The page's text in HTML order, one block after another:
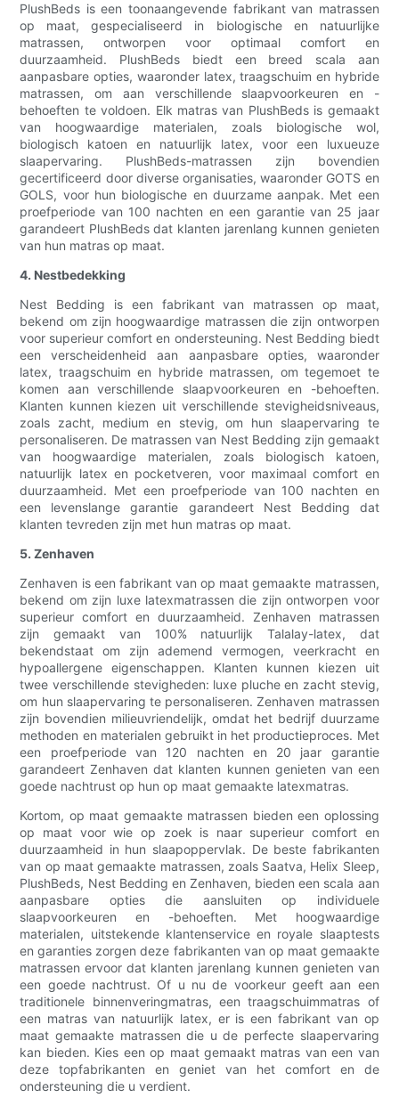
PlushBeds is een toonaangevende fabrikant van matrassen
op maat, gespecialiseerd in biologische en natuurlijke
matrassen, ontworpen voor optimaal comfort en
duurzaamheid. PlushBeds biedt een breed scala aan
aanpasbare opties, waaronder latex, traagschuim en hybride
matrassen, om aan verschillende slaapvoorkeuren en -
behoeften te voldoen. Elk matras van PlushBeds is gemaakt
van hoogwaardige materialen, zoals biologische wol,
biologisch katoen en natuurlijk latex, voor een luxueuze
slaapervaring. PlushBeds-matrassen zijn bovendien
gecertificeerd door diverse organisaties, waaronder GOTS en
GOLS, voor hun biologische en duurzame aanpak. Met een
proefperiode van 100 nachten en een garantie van 25 jaar
garandeert PlushBeds dat klanten jarenlang kunnen genieten
van hun matras op maat.
4. Nestbedekking
Nest Bedding is een fabrikant van matrassen op maat,
bekend om zijn hoogwaardige matrassen die zijn ontworpen
voor superieur comfort en ondersteuning. Nest Bedding biedt
een verscheidenheid aan aanpasbare opties, waaronder
latex, traagschuim en hybride matrassen, om tegemoet te
komen aan verschillende slaapvoorkeuren en -behoeften.
Klanten kunnen kiezen uit verschillende stevigheidsniveaus,
zoals zacht, medium en stevig, om hun slaapervaring te
personaliseren. De matrassen van Nest Bedding zijn gemaakt
van hoogwaardige materialen, zoals biologisch katoen,
natuurlijk latex en pocketveren, voor maximaal comfort en
duurzaamheid. Met een proefperiode van 100 nachten en
een levenslange garantie garandeert Nest Bedding dat
klanten tevreden zijn met hun matras op maat.
5. Zenhaven
Zenhaven is een fabrikant van op maat gemaakte matrassen,
bekend om zijn luxe latexmatrassen die zijn ontworpen voor
superieur comfort en duurzaamheid. Zenhaven matrassen
zijn gemaakt van 100% natuurlijk Talalay-latex, dat
bekendstaat om zijn ademend vermogen, veerkracht en
hypoallergene eigenschappen. Klanten kunnen kiezen uit
twee verschillende stevigheden: luxe pluche en zacht stevig,
om hun slaapervaring te personaliseren. Zenhaven matrassen
zijn bovendien milieuvriendelijk, omdat het bedrijf duurzame
methoden en materialen gebruikt in het productieproces. Met
een proefperiode van 120 nachten en 20 jaar garantie
garandeert Zenhaven dat klanten kunnen genieten van een
goede nachtrust op hun op maat gemaakte latexmatras.
Kortom, op maat gemaakte matrassen bieden een oplossing
op maat voor wie op zoek is naar superieur comfort en
duurzaamheid in hun slaapoppervlak. De beste fabrikanten
van op maat gemaakte matrassen, zoals Saatva, Helix Sleep,
PlushBeds, Nest Bedding en Zenhaven, bieden een scala aan
aanpasbare opties die aansluiten op individuele
slaapvoorkeuren en -behoeften. Met hoogwaardige
materialen, uitstekende klantenservice en royale slaaptests
en garanties zorgen deze fabrikanten van op maat gemaakte
matrassen ervoor dat klanten jarenlang kunnen genieten van
een goede nachtrust. Of u nu de voorkeur geeft aan een
traditionele binnenveringmatras, een traagschuimmatras of
een matras van natuurlijk latex, er is een fabrikant van op
maat gemaakte matrassen die u de perfecte slaapervaring
kan bieden. Kies een op maat gemaakt matras van een van
deze topfabrikanten en geniet van het comfort en de
ondersteuning die u verdient.